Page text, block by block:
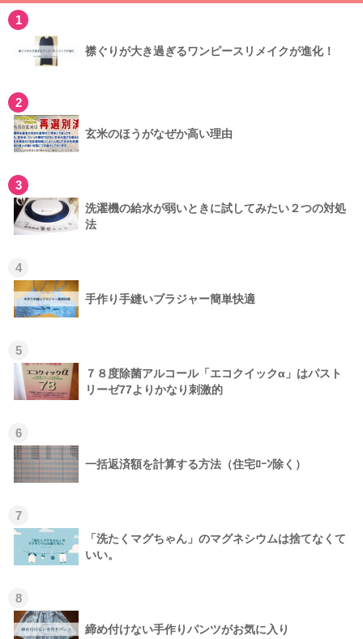
1
襟ぐりが大き過ぎるワンピースリメイクが進化！
2
玄米のほうがなぜか高い理由
3
洗濯機の給水が弱いときに試してみたい２つの対処
法
4
手作り手縫いブラジャー簡単快適
5
７８度除菌アルコール「エコクイックα」はパスト
リーゼ77よりかなり刺激的
6
一括返済額を計算する方法（住宅ﾛｰﾝ除く）
7
「洗たくマグちゃん」のマグネシウムは捨てなくて
いい。
8
締め付けない手作りパンツがお気に入り